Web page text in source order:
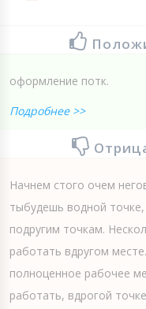
оформление потк.
Подробнее >>
Начнем стого очем
тыбудешь водной
подругим точкам.
работать вдругом
полноценное рабочее
работать, вдрогой